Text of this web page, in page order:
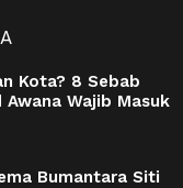
Kota? 8 Sebab
Wajib Masuk
Bumantara Siti